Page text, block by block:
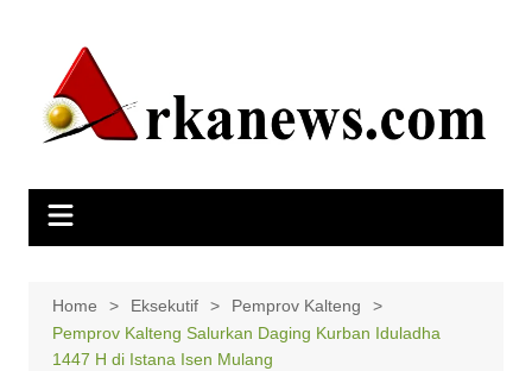
Home Eksekutif
Pemprov Kalteng
Pemprov Kalteng Salurkan Daging Kurban Iduladha
1447 H di Istana Isen Mulang